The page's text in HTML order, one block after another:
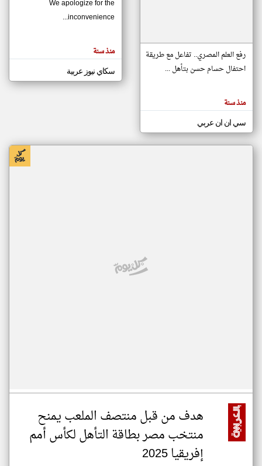
مصادر الأخبار من موريتانيا
اخبار موريتانيا على مدار الساعة
أهم اخبار موريتانيا العاجلة والمباشرة
المقالات
الموجوده
هنا عن
رفع العلم المصري.. تفاعل مع طريقة
احتفال حسام حسن بتأهل ...
منذ سنة
سي ان ان عربي
We apologize for the
inconvenience...
منذ سنة
سكاي نيوز عربية
هدف من قبل منتصف الملعب يمنح
منتخب مصر بطاقة التأهل لكأس أمم
إفريقيا 2025
klyoum.com